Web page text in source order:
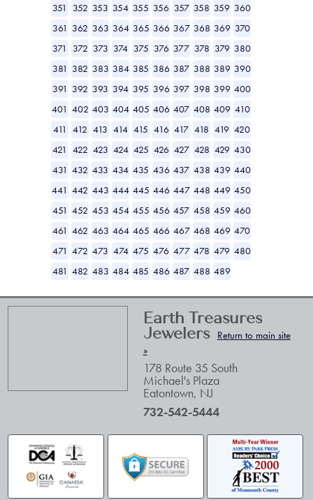
351
352 353 354 355 356 357 358 359 360
361 362 363 364 365 366 367 368 369 370
371
372 373 374 375 376 377 378 379 380
381 382 383 384 385 386 387 388 389 390
391 392 393 394 395 396 397 398 399 400
401 402 403 404 405 406 407 408 409 410
411
412 413 414 415 416 417 418 419 420
421
422 423 424 425 426 427 428 429 430
431 432 433 434 435 436 437 438 439 440
441 442 443 444 445 446 447 448 449 450
451 452 453 454 455 456 457 458 459 460
461 462 463 464 465 466 467 468 469 470
471 472 473 474 475 476 477 478 479 480
481 482 483 484 485 486 487 488 489
Earth Treasures
Jewelers Return to main site
»
178 Route 35 South
Michael's Plaza
Eatontown, NJ
732-542-5444